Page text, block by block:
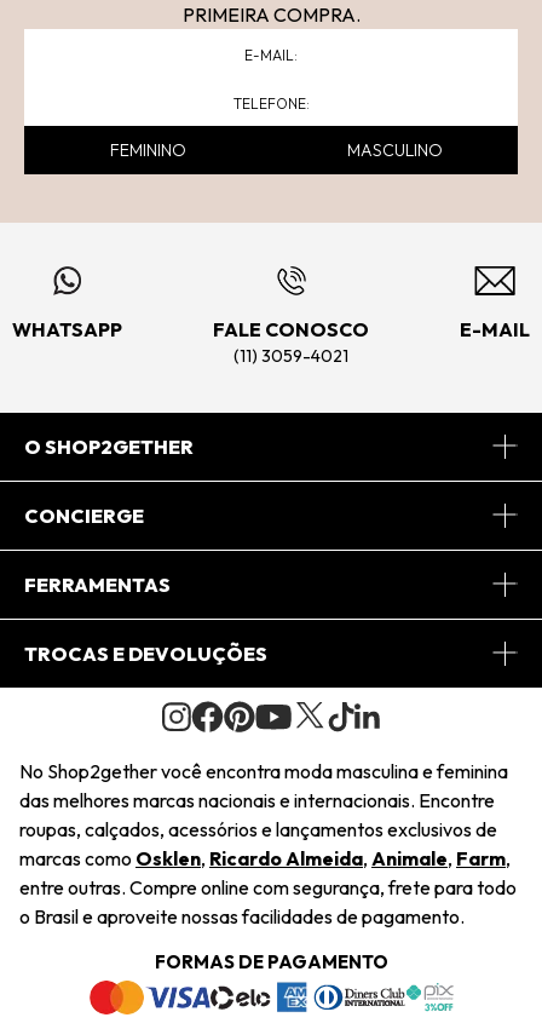
PRIMEIRA COMPRA.
FEMININO MASCULINO
WHATSAPP FALE CONOSCO
(11) 3059-4021
E-MAIL
O SHOP2GETHER
Sobre Nós
Journal
Saiu na Mídia
Sustentabilidade
Navegando
Termos e Condições
CONCIERGE
Central de Relacionamento
Regulamento e Promoções
FERRAMENTAS
Minha Conta
Pedido de Presente
Wishlist
TROCAS E DEVOLUÇÕES
Condições Gerais
Troca Fácil
Restituição de Pagamento
Dúvidas Frequentes
Termos e Condições
Política de Privacidade
No Shop2gether você encontra moda masculina e feminina
das melhores marcas nacionais e internacionais. Encontre
roupas, calçados, acessórios e lançamentos exclusivos de
marcas como Osklen, Ricardo Almeida, Animale, Farm,
entre outras. Compre online com segurança, frete para todo
o Brasil e aproveite nossas facilidades de pagamento.
FORMAS DE PAGAMENTO